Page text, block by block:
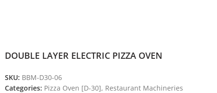
DOUBLE LAYER ELECTRIC PIZZA OVEN
SKU: BBM-D30-06
Categories: Pizza Oven [D-30], Restaurant Machineries